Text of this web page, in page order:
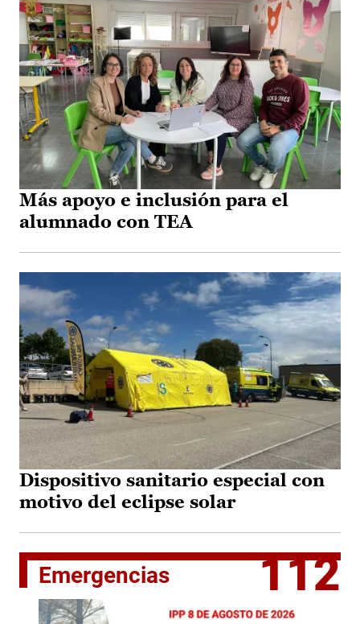
Más apoyo e inclusión para el
alumnado con TEA
Dispositivo sanitario especial con
motivo del eclipse solar
Emergencias 112